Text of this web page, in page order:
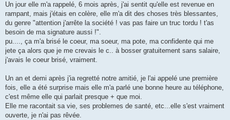
Un jour elle m'a rappelé, 6 mois après, j'ai sentit qu'elle est revenue en
rampant, mais j'étais en colère, elle m'a dit des choses très blessantes,
du genre "attention j'arrête la société ! vas pas faire un truc tordu ! t'as
besoin de ma signature aussi !".
pu...., ça m'a brisé le coeur, ma soeur, ma pote, ma confidente qui me
jete ça alors que je me crevais le c.. à bosser gratuitement sans salaire,
j'avais le coeur brisé, vraiment.
Un an et demi après j'ia regretté notre amitié, je l'ai appelé une première
fois, elle a été surprise mais elle m'a parlé une bonne heure au téléphone,
c'est même elle qui parlait presque + que moi.
Elle me racontait sa vie, ses problemes de santé, etc...elle s'est vraiment
ouverte, je n'ai pas rêvée.